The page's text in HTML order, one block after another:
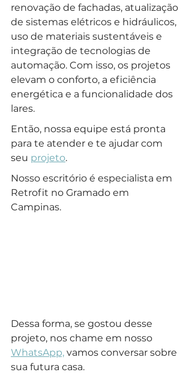
renovação de fachadas, atualização
de sistemas elétricos e hidráulicos,
uso de materiais sustentáveis e
integração de tecnologias de
automação. Com isso, os projetos
elevam o conforto, a eficiência
energética e a funcionalidade dos
lares.
Então, nossa equipe está pronta
para te atender e te ajudar com
seu projeto.
Nosso escritório é especialista em
Retrofit no Gramado em
Campinas.
Dessa forma, se gostou desse
projeto, nos chame em nosso
WhatsApp, vamos conversar sobre
sua futura casa.